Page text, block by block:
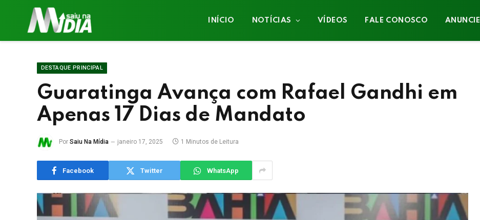
INÍCIO NOTÍCIAS VÍDEOS FALE CONOSCO ANUNCIE
DESTAQUE PRINCIPAL
Guaratinga Avança com Rafael Gandhi em
Apenas 17 Dias de Mandato
Por Saiu Na Mídia janeiro 17, 2025 1 Minutos de Leitura
Facebook Twitter WhatsApp